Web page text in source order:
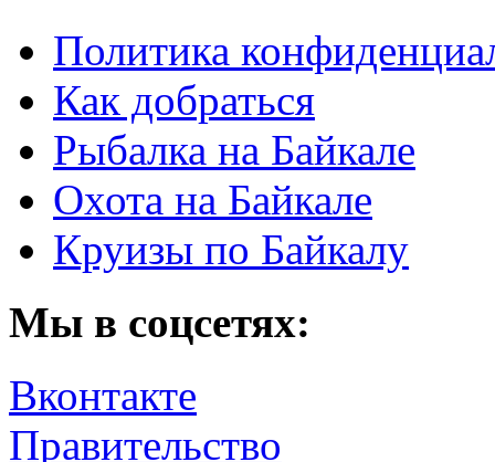
Политика
Как добраться
Рыбалка на Байкале
Охота на Байкале
Круизы по Байкалу
Мы в соцсетях:
Вконтакте
Правительство